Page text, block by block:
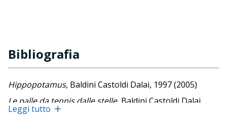
Bibliografia
Hippopotamus, Baldini Castoldi Dalai, 1997 (2005)
Le palle da tennis dalle stelle, Baldini Castoldi Dalai,
2005
Leggi tutto